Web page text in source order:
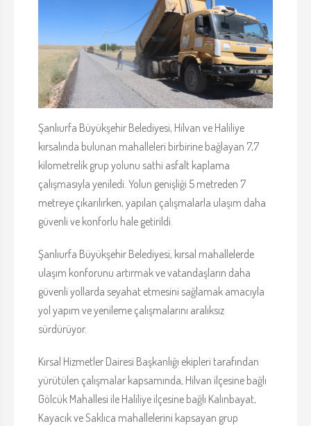
Şanlıurfa Büyükşehir Belediyesi, Hilvan ve Haliliye
kırsalında bulunan mahalleleri birbirine bağlayan 7,7
kilometrelik grup yolunu sathi asfalt kaplama
çalışmasıyla yeniledi. Yolun genişliği 5 metreden 7
metreye çıkarılırken, yapılan çalışmalarla ulaşım daha
güvenli ve konforlu hale getirildi.
Şanlıurfa Büyükşehir Belediyesi, kırsal mahallelerde
ulaşım konforunu artırmak ve vatandaşların daha
güvenli yollarda seyahat etmesini sağlamak amacıyla
yol yapım ve yenileme çalışmalarını aralıksız
sürdürüyor.
Kırsal Hizmetler Dairesi Başkanlığı ekipleri tarafından
yürütülen çalışmalar kapsamında, Hilvan ilçesine bağlı
Gölcük Mahallesi ile Haliliye ilçesine bağlı Kalınbayat,
Kayacık ve Saklıca mahallelerini kapsayan grup